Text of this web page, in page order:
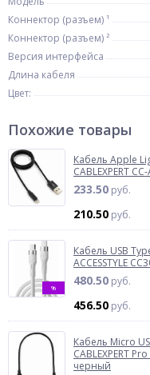
Коннектор (разъем) ¹
Коннектор (разъем) ²
Версия интерфейса
Длина кабеля
Цвет:
Похожие товары
Кабель Apple
CABLEXPERT
233.50 руб.
210.50 руб.
%
Кабель USB
ACCESSTYLE
480.50 руб.
456.50 руб.
Кабель Micro
CABLEXPERT
черный